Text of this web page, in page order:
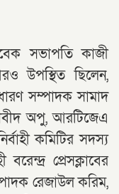
সভাপতি কাজী
উপস্থিত ছিলেন,
সম্পাদক সামাদ
অপু, আরটিজেএ
কমিটির সদস্য
প্রেসক্লাবের
রেজাউল করিম,